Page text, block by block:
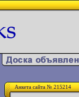
Анкета сайта № 215214